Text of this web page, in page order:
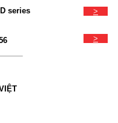
series >
>